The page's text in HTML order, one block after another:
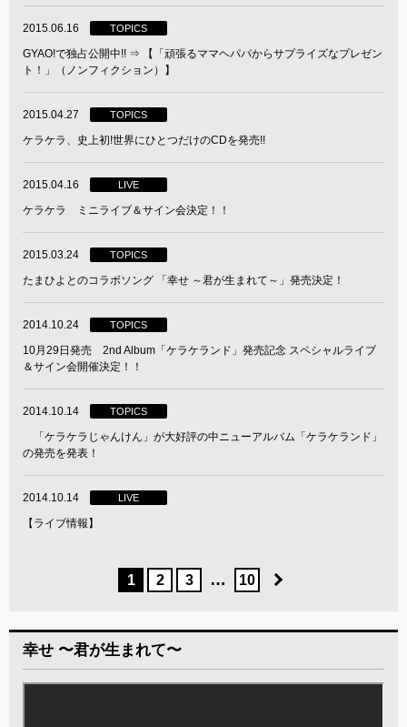
2015.06.16 TOPICS
GYAO!で独占公開中!! ⇒ 【「頑張るママヘパパからサプライズなプレゼン
ト！」（ノンフィクション）】
2015.04.27 TOPICS
ケラケラ、史上初!世界にひとつだけのCDを発売!!
2015.04.16 LIVE
ケラケラ ミニライブ＆サイン会決定！！
2015.03.24 TOPICS
たまひよとのコラボソング 「幸せ ～君が生まれて～」発売決定！
2014.10.24 TOPICS
10月29日発売 2nd Album「ケラケランド」発売記念 スペシャルライブ
＆サイン会開催決定！！
2014.10.14 TOPICS
「ケラケラじゃんけん」が大好評の中ニューアルバム「ケラケランド」
の発売を発表！
2014.10.14 LIVE
【ライブ情報】
1 2 3 … 10
幸せ 〜君が生まれて〜